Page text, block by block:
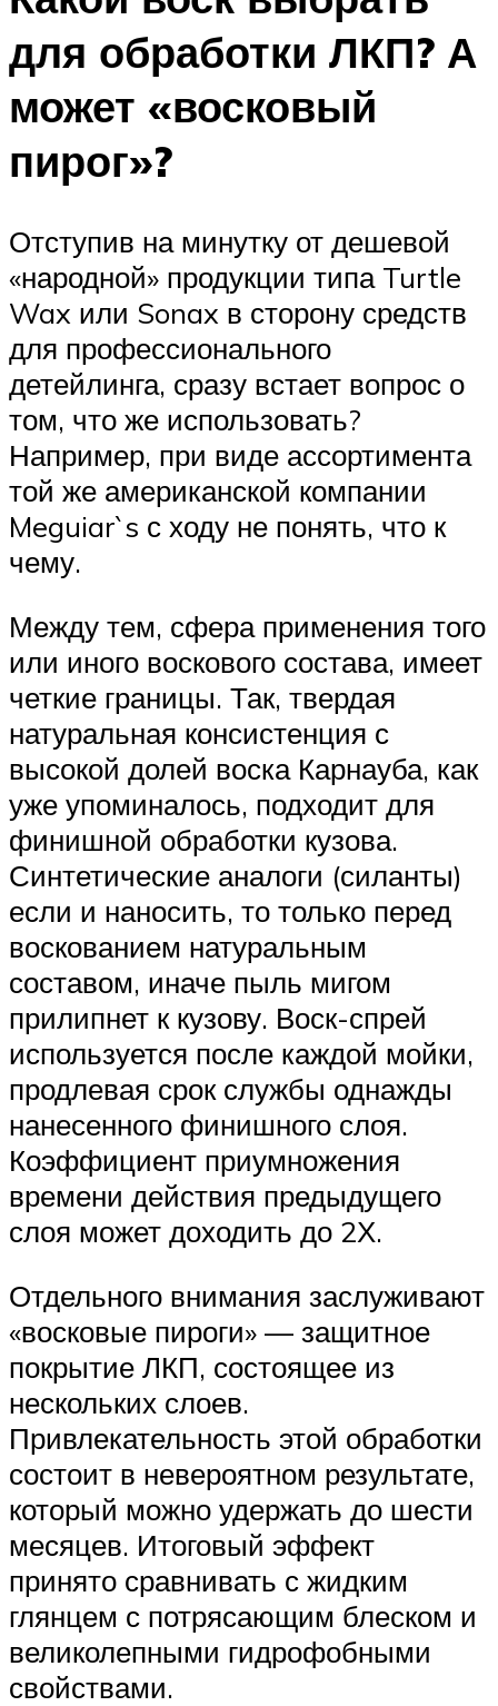
для обработки ЛКП? А
может «восковый
пирог»?
Отступив на минутку от дешевой
«народной» продукции типа Turtle
Wax или Sonax в сторону средств
для профессионального
детейлинга, сразу встает вопрос о
том, что же использовать?
Например, при виде ассортимента
той же американской компании
Meguiar`s с ходу не понять, что к
чему.
Между тем, сфера применения того
или иного воскового состава, имеет
четкие границы. Так, твердая
натуральная консистенция с
высокой долей воска Карнауба, как
уже упоминалось, подходит для
финишной обработки кузова.
Синтетические аналоги (силанты)
если и наносить, то только перед
воскованием натуральным
составом, иначе пыль мигом
прилипнет к кузову. Воск-спрей
используется после каждой мойки,
продлевая срок службы однажды
нанесенного финишного слоя.
Коэффициент приумножения
времени действия предыдущего
слоя может доходить до 2Х.
Отдельного внимания заслуживают
«восковые пироги» — защитное
покрытие ЛКП, состоящее из
нескольких слоев.
Привлекательность этой обработки
состоит в невероятном результате,
который можно удержать до шести
месяцев. Итоговый эффект
принято сравнивать с жидким
глянцем с потрясающим блеском и
великолепными гидрофобными
свойствами.